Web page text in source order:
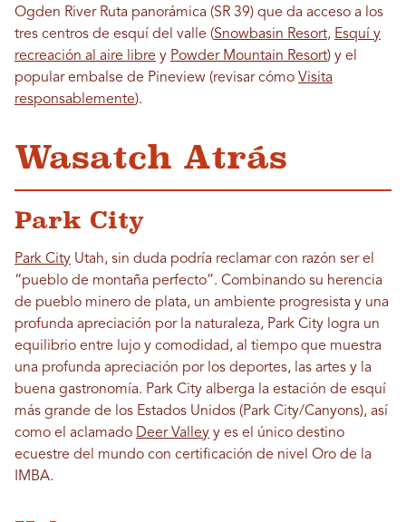
Ogden River Ruta panorámica (SR 39) que da acceso a los
tres centros de esquí del valle (Snowbasin Resort, Esquí y
recreación al aire libre y Powder Mountain Resort) y el
popular embalse de Pineview (revisar cómo Visita
responsablemente).
Wasatch Atrás
Park City
Park City Utah, sin duda podría reclamar con razón ser el
“pueblo de montaña perfecto”. Combinando su herencia
de pueblo minero de plata, un ambiente progresista y una
profunda apreciación por la naturaleza, Park City logra un
equilibrio entre lujo y comodidad, al tiempo que muestra
una profunda apreciación por los deportes, las artes y la
buena gastronomía. Park City alberga la estación de esquí
más grande de los Estados Unidos (Park City/Canyons), así
como el aclamado Deer Valley y es el único destino
ecuestre del mundo con certificación de nivel Oro de la
IMBA.